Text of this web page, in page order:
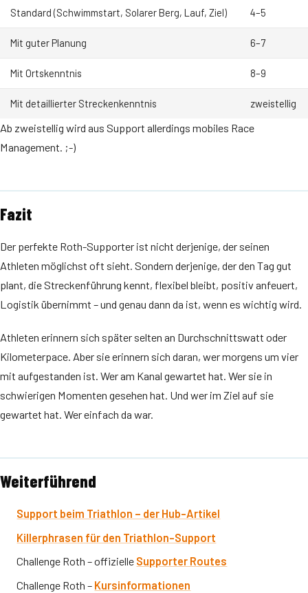
Standard (Schwimmstart, Solarer Berg, Lauf, Ziel) 4–5
Mit guter Planung 6–7
Mit Ortskenntnis 8–9
Mit detaillierter Streckenkenntnis zweistellig
Ab zweistellig wird aus Support allerdings mobiles Race
Management. ;-)
Fazit
Der perfekte Roth-Supporter ist nicht derjenige, der seinen
Athleten möglichst oft sieht. Sondern derjenige, der den Tag gut
plant, die Streckenführung kennt, flexibel bleibt, positiv anfeuert,
Logistik übernimmt – und genau dann da ist, wenn es wichtig wird.
Athleten erinnern sich später selten an Durchschnittswatt oder
Kilometerpace. Aber sie erinnern sich daran, wer morgens um vier
mit aufgestanden ist. Wer am Kanal gewartet hat. Wer sie in
schwierigen Momenten gesehen hat. Und wer im Ziel auf sie
gewartet hat. Wer einfach da war.
Weiterführend
Support beim Triathlon – der Hub-Artikel
Killerphrasen für den Triathlon-Support
Challenge Roth – offizielle Supporter Routes
Challenge Roth – Kursinformationen